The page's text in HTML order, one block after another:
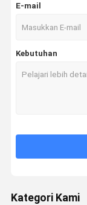
Rumah
E-mail
Kebutuhan
Kategori Kami